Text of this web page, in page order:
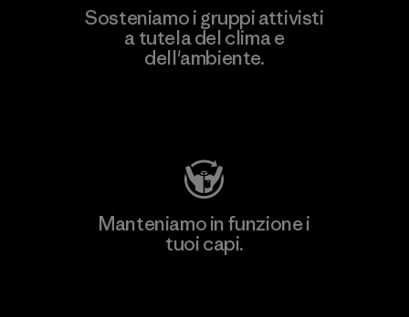
Sosteniamo i gruppi attivisti
a tutela del clima e
dell'ambiente.
Manteniamo in funzione i
tuoi capi.